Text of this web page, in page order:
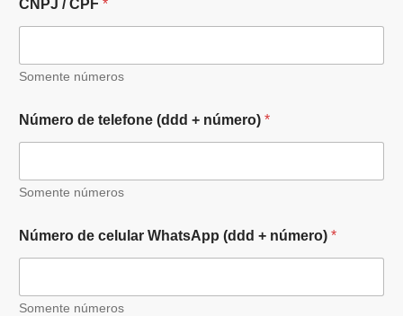
CNPJ / CPF *
Somente números
Número de telefone (ddd + número) *
Somente números
Número de celular WhatsApp (ddd + número) *
Somente números